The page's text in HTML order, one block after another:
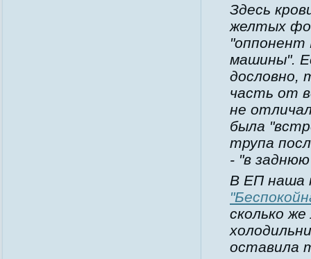
Здесь
желтых
"оппонент
машины".
дословно,
часть от
не
была
трупа
- "в
В ЕП наша
сколько
оставила